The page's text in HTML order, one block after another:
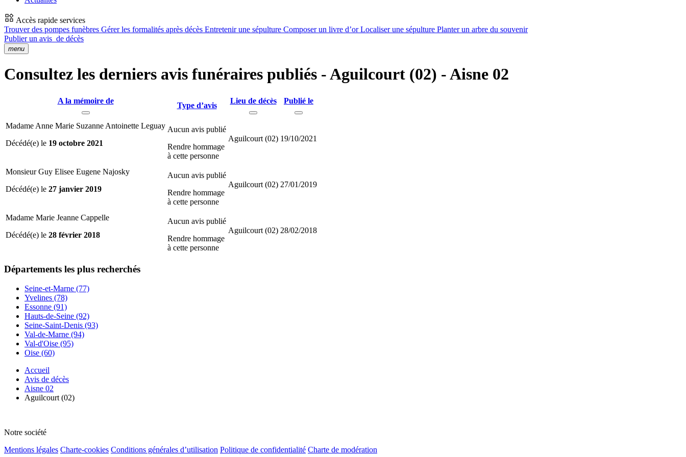
Accès rapide services
Trouver des pompes funèbres Gérer les formalités après décès Entretenir une sépulture Composer un livre d’orLocaliser une sépulture Planter un arbre du souvenir
Publier un avis de décès
menu
Consultez les derniers avis funéraires publiés - Aguilcourt (02) - Aisne 02
A la mémoire de
Type d’avis
Lieu de décès Publié le
Madame Anne Marie Suzanne Antoinette Leguay
Décédé(e) le 19 octobre 2021
Aucun avis publié
Rendre hommage
à cette personne
Aguilcourt (02) 19/10/2021
Monsieur Guy Elisee Eugene Najosky
Décédé(e) le 27 janvier 2019
Aucun avis publié
Rendre hommage
à cette personne
Aguilcourt (02) 27/01/2019
Madame Marie Jeanne Cappelle
Décédé(e) le 28 février 2018
Aucun avis publié
Rendre hommage
à cette personne
Aguilcourt (02) 28/02/2018
Départements les plus recherchés
Seine-et-Marne (77)
Yvelines (78)
Essonne (91)
Hauts-de-Seine (92)
Seine-Saint-Denis (93)
Val-de-Marne (94)
Val-d'Oise (95)
Oise (60)
Accueil
Avis de décès
Aisne 02
Aguilcourt (02)
Notre société
Mentions légales Charte-cookies Conditions générales d’utilisation Politique de confidentialité Charte de modération